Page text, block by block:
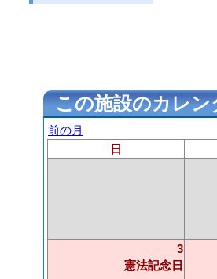
この施設のカレン
前の月
日
3
憲法記念日